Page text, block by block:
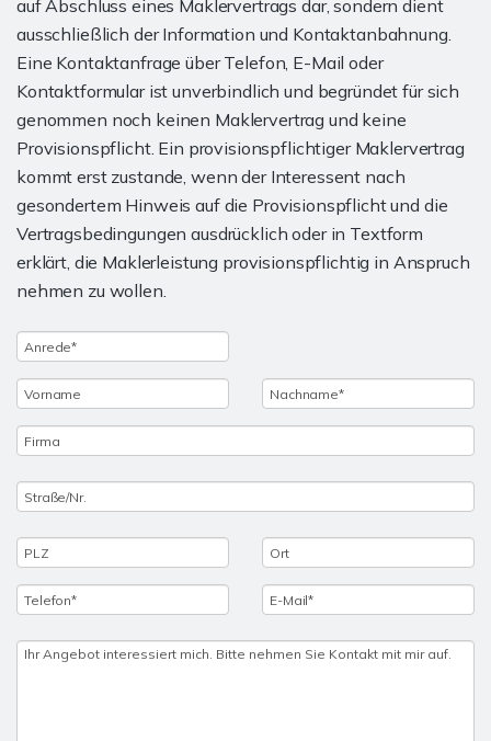
auf Abschluss eines Maklervertrags dar, sondern dient
ausschließlich der Information und Kontaktanbahnung.
Eine Kontaktanfrage über Telefon, E-Mail oder
Kontaktformular ist unverbindlich und begründet für sich
genommen noch keinen Maklervertrag und keine
Provisionspflicht. Ein provisionspflichtiger Maklervertrag
kommt erst zustande, wenn der Interessent nach
gesondertem Hinweis auf die Provisionspflicht und die
Vertragsbedingungen ausdrücklich oder in Textform
erklärt, die Maklerleistung provisionspflichtig in Anspruch
nehmen zu wollen.